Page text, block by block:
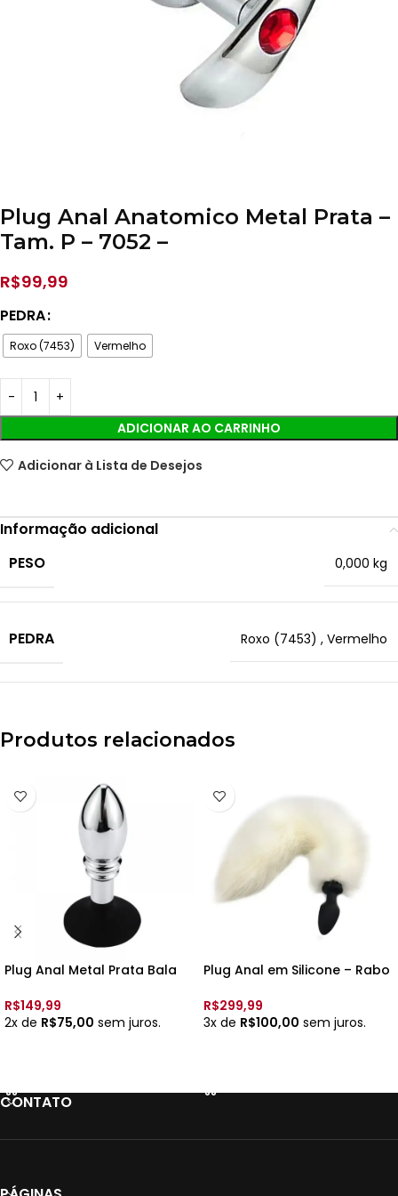
Plug Anal Anatomico Metal Prata –
Tam. P – 7052 –
R$99,99
PEDRA
Roxo (7453) Vermelho
ADICIONAR AO CARRINHO
Adicionar à Lista de Desejos
Informação adicional
PESO
0,000 kg
PEDRA Roxo (7453) , Vermelho
Produtos relacionados
Plug Anal Metal Prata Bala
7456 –
R$149,99
2x de R$75,00 sem juros.
Plug Anal em Silicone – Rabo
40 cm [8632] – via APP
R$299,99
3x de R$100,00 sem juros.
CONTATO